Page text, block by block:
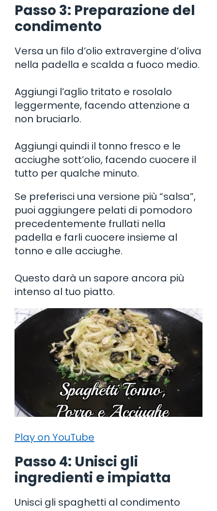
Passo 3: Preparazione del
condimento
Versa un filo d’olio extravergine d’oliva
nella padella e scalda a fuoco medio.
Aggiungi l’aglio tritato e rosolalo
leggermente, facendo attenzione a
non bruciarlo.
Aggiungi quindi il tonno fresco e le
acciughe sott’olio, facendo cuocere il
tutto per qualche minuto.
Se preferisci una versione più “salsa”,
puoi aggiungere pelati di pomodoro
precedentemente frullati nella
padella e farli cuocere insieme al
tonno e alle acciughe.
Questo darà un sapore ancora più
intenso al tuo piatto.
Play on YouTube
Passo 4: Unisci gli
ingredienti e impiatta
Unisci gli spaghetti al condimento